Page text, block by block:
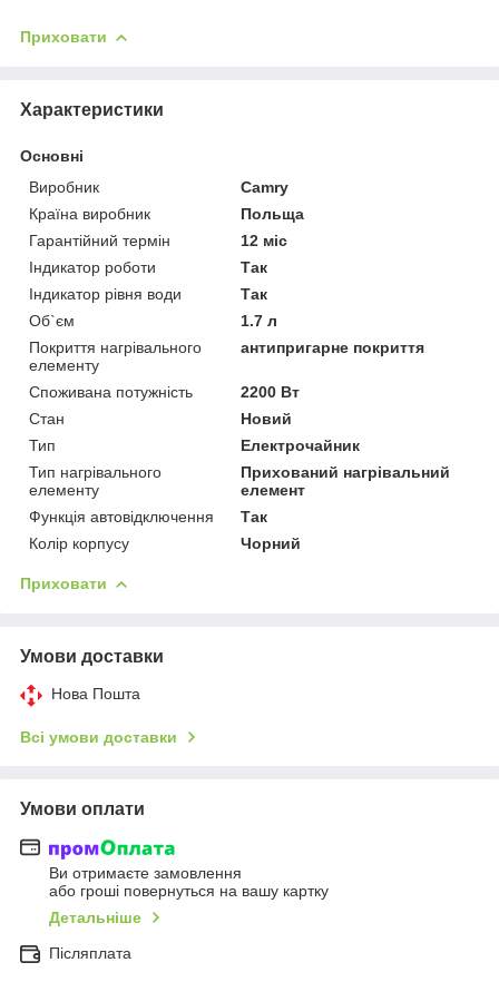
Приховати
Характеристики
Основні
Виробник
Camry
Країна виробник
Польща
Гарантійний термін
12 міс
Індикатор роботи
Так
Індикатор рівня води
Так
Об`єм
1.7 л
Покриття нагрівального
елементу
антипригарне покриття
Споживана потужність
2200 Вт
Стан
Новий
Тип
Електрочайник
Тип нагрівального
елементу
Прихований нагрівальний
елемент
Функція автовідключення
Так
Колір корпусу
Чорний
Приховати
Умови доставки
Нова Пошта
Всі умови доставки
Умови оплати
Ви отримаєте замовлення
або гроші повернуться на вашу картку
Детальніше
Післяплата